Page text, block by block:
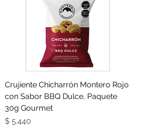
Crujiente Chicharrón Montero Rojo
con Sabor BBQ Dulce, Paquete
30g Gourmet
Precio
$ 5.440